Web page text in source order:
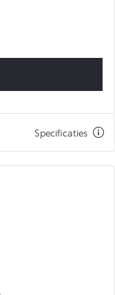
Specificaties